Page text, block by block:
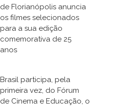
de Florianópolis anuncia
os filmes selecionados
para a sua edição
comemorativa de 25
anos
Brasil participa, pela
primeira vez, do Fórum
de Cinema e Educação, o